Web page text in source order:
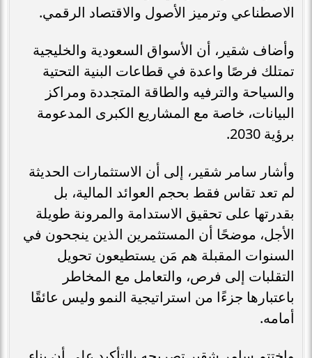
الاصطناعي وترميز الأصول والاقتصاد الرقمي.
وأضاف شقير، أن الأسواق السعودية والخليجية
تمتلك فرصًا واعدة في قطاعات البنية التحتية
والسياحة والترفيه والطاقة المتجددة ومراكز
البيانات، خاصة مع المشاريع الكبرى المدعومة
برؤية 2030.
وأشار سامر شقير، إلى أن الاستثمارات الحديثة
لم تعد تقاس فقط بحجم العوائد المالية، بل
بقدرتها على تحقيق الاستدامة والمرونة طويلة
الأجل، موضحًا أن المستثمرين الذين ينجحون في
السنوات المقبلة هم مَن يستطيعون تحويل
التقلبات إلى فرص، والتعامل مع المخاطر
باعتبارها جزءًا من استراتيجية النمو وليس عائقًا
أمامه.